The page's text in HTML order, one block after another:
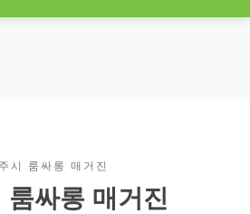
시 룸싸롱 매거진
룸싸롱 매거진